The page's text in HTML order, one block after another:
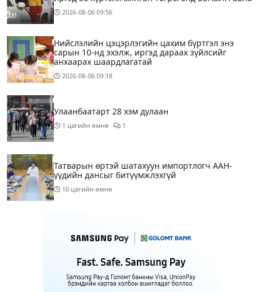
2026-08-06 09:56
Нийслэлийн цэцэрлэгийн цахим бүртгэл энэ
сарын 10-нд эхэлж, иргэд дараах зүйлсийг
анхаарах шаардлагатай
2026-08-06 09:18
Улаанбаатарт 28 хэм дулаан
1 цагийн өмнө 1
Татварын өртэй шатахуун импортлогч ААН-
үүдийн дансыг битүүмжлэхгүй
10 цагийн өмнө
үүлтэй
Шатахууны хомсдолтой холбогдуулан онцын
шаардлагагүй бол Монгол Улсад аялахгүй байхыг